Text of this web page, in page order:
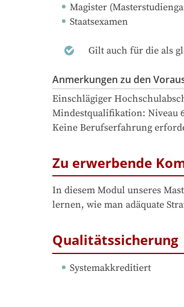
Magister
Staatsexamen
Gilt auch für die als
Anmerkungen zu den
Einschlägiger
Mindestqualifikation: Niveau
Keine Berufserfahrung
Zu erwerbende
In diesem Modul unseres
lernen, wie man adäquate
Qualitätssicherung
Systemakkreditiert